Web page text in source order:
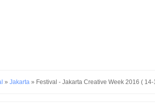
» Jakarta » Festival - Jakarta Creative Week 2016 (